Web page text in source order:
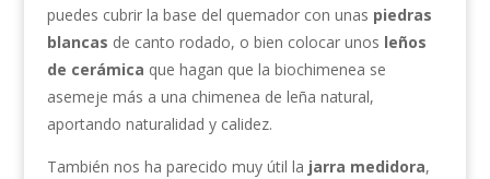
puedes cubrir la base del quemador con unas piedras
blancas de canto rodado, o bien colocar unos leños
de cerámica que hagan que la biochimenea se
asemeje más a una chimenea de leña natural,
aportando naturalidad y calidez.
También nos ha parecido muy útil la jarra medidora,